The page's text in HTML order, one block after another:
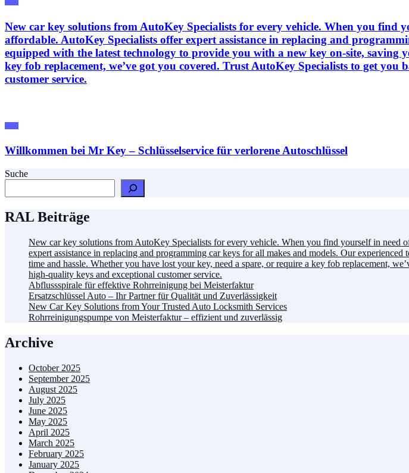
New car key solutions from AutoKey Specialists for every vehicle. When you find
affordable. AutoKey Specialists offer expert assistance in replacing and
equipped with the latest technology to provide you with a new key on-site, saving
key fob replacement, we’ve got you covered. Trust AutoKey Specialists to get
customer service.
Willkommen bei Mr Key – Schlüsselservice für verlorene Autoschlüssel
Suche
RAL Beiträge
New car key solutions from AutoKey Specialists for every vehicle. When you find yourself in need
expert assistance in replacing and programming car keys for all makes and models. Our
time and hassle. Whether you have lost your key, need a spare, or require a key fob replacement,
high-quality keys and exceptional customer service.
Abflussspirale für effektive Rohrreinigung bei Meisterfaktur
Ersatzschlüssel Auto – Ihr Partner für Qualität und Zuverlässigkeit
New Car Key Solutions from Your Trusted Auto Locksmith Services
Rohrreinigungspumpe von Meisterfaktur – effizient und zuverlässig
Archive
October 2025
September 2025
August 2025
July 2025
June 2025
May 2025
April 2025
March 2025
February 2025
January 2025